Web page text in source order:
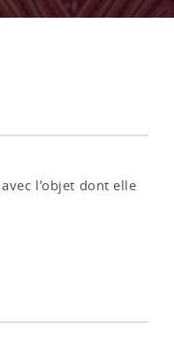
l’objet dont elle